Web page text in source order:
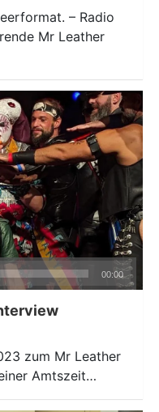
– Radio
Mr Leather
00:00
zum Mr Leather
Amtszeit…